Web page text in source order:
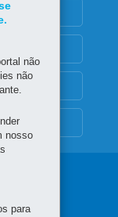
não
não
nosso
para